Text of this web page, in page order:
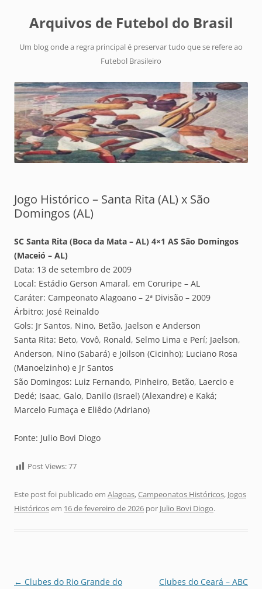
Arquivos de Futebol do Brasil
Um blog onde a regra principal é preservar tudo que se refere ao
Futebol Brasileiro
Jogo Histórico – Santa Rita (AL) x São
Domingos (AL)
SC Santa Rita (Boca da Mata – AL) 4×1 AS São Domingos
(Maceió – AL)
Data: 13 de setembro de 2009
Local: Estádio Gerson Amaral, em Coruripe – AL
Caráter: Campeonato Alagoano – 2ª Divisão – 2009
Árbitro: José Reinaldo
Gols: Jr Santos, Nino, Betão, Jaelson e Anderson
Santa Rita: Beto, Vovô, Ronald, Selmo Lima e Perí; Jaelson,
Anderson, Nino (Sabará) e Joilson (Cicinho); Luciano Rosa
(Manoelzinho) e Jr Santos
São Domingos: Luiz Fernando, Pinheiro, Betão, Laercio e
Dedé; Isaac, Galo, Danilo (Israel) (Alexandre) e Kaká;
Marcelo Fumaça e Eliêdo (Adriano)
Fonte: Julio Bovi Diogo
Post Views:77
Este post foi publicado em Alagoas,Campeonatos Históricos, Jogos
Históricosem 16 de fevereiro de 2026 por Julio Bovi Diogo.
Navegação
← Clubes do Rio Grande do
Clubes do Ceará – ABC